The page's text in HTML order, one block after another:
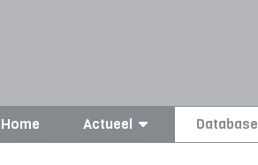
Home Actueel Database